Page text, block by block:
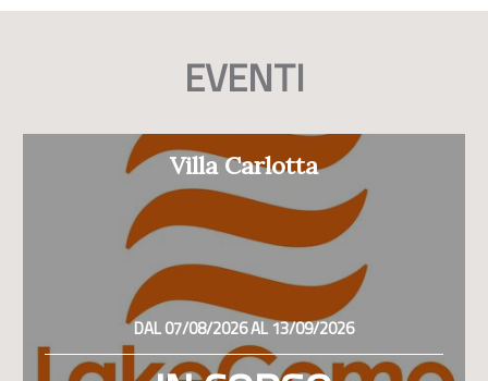
EVENTI
Villa Carlotta
DAL 07/08/2026 AL 13/09/2026